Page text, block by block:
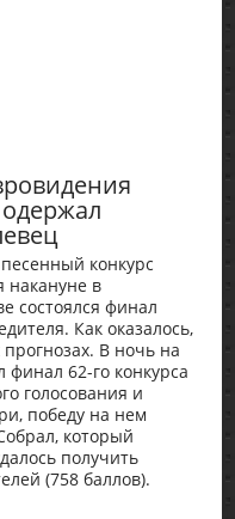
конкурс
накануне в
состоялся финал
Как оказалось,
В ночь на
62-го конкурса
голосования и
победу на нем
который
получить
(758 баллов).